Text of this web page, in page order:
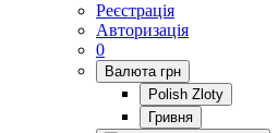
Реєстрація
Авторизація
0
Валюта грн
Polish Zloty
Гривня